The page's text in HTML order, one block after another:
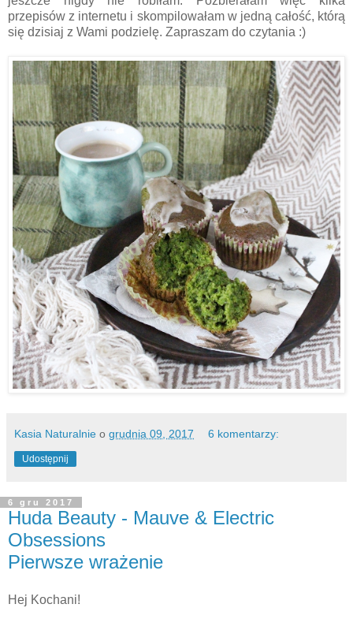
przepisów z internetu i skompilowałam w jedną całość, którą
się dzisiaj z Wami podzielę. Zapraszam do czytania :)
Kasia Naturalnie o grudnia 09, 2017 6 komentarzy:
Udostępnij
6 gru 2017
Huda Beauty - Mauve & Electric
Obsessions
Pierwsze wrażenie
Hej Kochani!